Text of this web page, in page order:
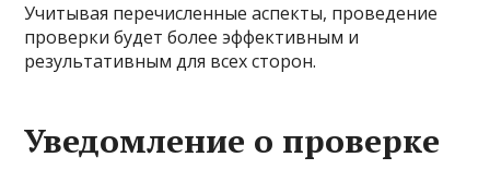
Учитывая перечисленные аспекты, проведение
проверки будет более эффективным и
результативным для всех сторон.
Уведомление о проверке